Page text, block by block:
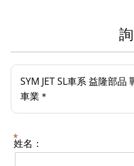
SYM JET SL車系 益隆部品
車業＊
姓名：